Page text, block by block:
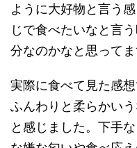
ように大好物と言う
じで食べたいなと言
分なのかなと思ってま
実際に食べて見た感
ふんわりと柔らかい
と感じました。下手